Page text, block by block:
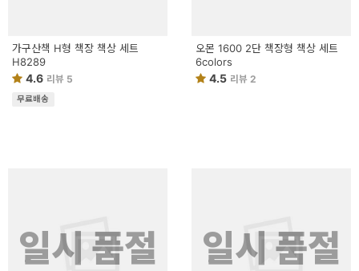
가구산책 H형 책장 책상 세트
H8289
4.6 리뷰 5
무료배송
오몬 1600 2단 책장형 책상 세트
6colors
4.5 리뷰 2
일시 품절 일시 품절